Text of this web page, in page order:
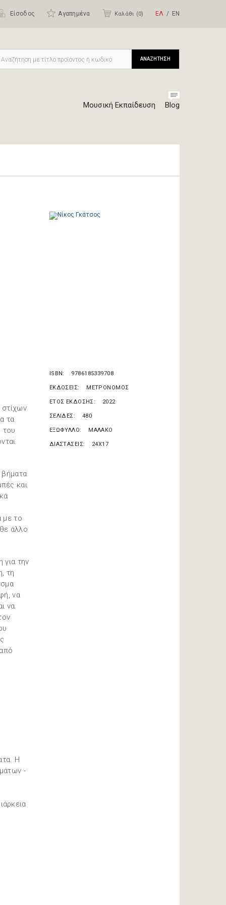
Είσοδος Αγαπημένα Καλάθι (0) ΕΛ ΕΝ
Μουσική Εκπαίδευση Blog
ΑΝΑΖΗΤΗΣΗ
στίχων
τα
του
βήματα
και
με το
άλλο
την
τη
να
να
Η
-
ISBN 9786185339708
ΕΚΔΟΣΕΙΣ ΜΕΤΡΟΝΟΜΟΣ
ΕΤΟΣ ΕΚΔΟΣΗΣ 2022
ΣΕΛΙΔΕΣ 480
ΕΞΩΦΥΛΛΟ ΜΑΛΑΚΟ
ΔΙΑΣΤΑΣΕΙΣ 24X17